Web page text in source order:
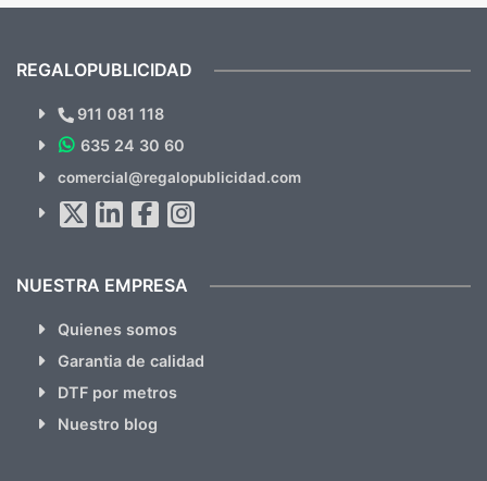
¿Quieres ver nuestras últimas
Novedades y Ofertas?
hacemos Spam)
REGALOPUBLICIDAD
911 081 118
635 24 30 60
comercial@regalopublicidad.com
NUESTRA EMPRESA
Quienes somos
Garantia de calidad
DTF por metros
Nuestro blog